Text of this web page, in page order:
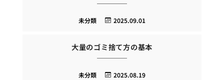
2025.09.01
未分類
大量のゴミ捨て方の基本
2025.08.19
未分類